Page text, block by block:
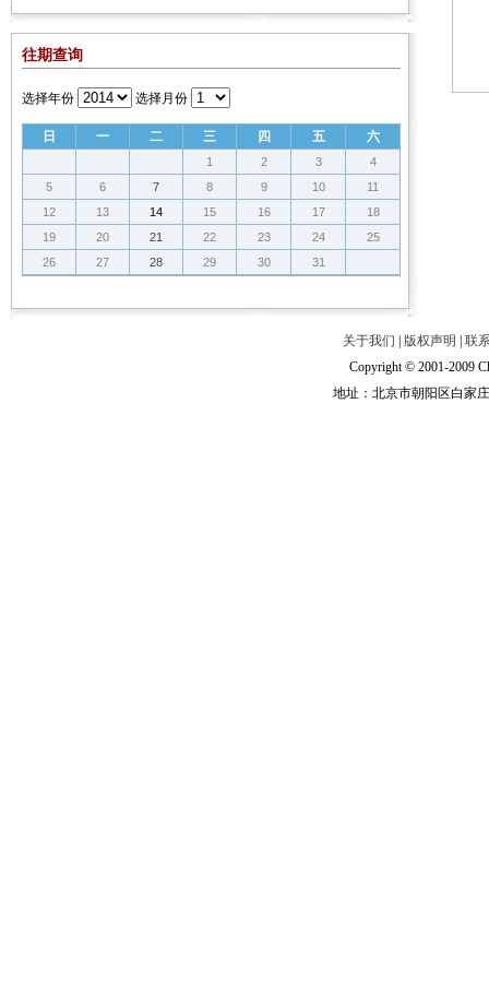
往期查询
选择年份 选择月份
日 一 二 三 四 五 六
1 2 3
4
5
6 7 8 9 10
11
12
13 14 15 16 17
18
19
20 21 22 23 24
25
26
27 28 29 30 31
关于我们 版权声明
联
Copyright © 2001-2009
地址：北京市朝阳区白家